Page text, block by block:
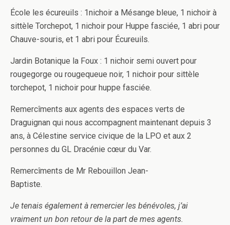
École les écureuils : 1nichoir a Mésange bleue, 1 nichoir à
sittèle Torchepot, 1 nichoir pour Huppe fasciée, 1 abri pour
Chauve-souris, et 1 abri pour Écureuils.
Jardin Botanique la Foux : 1 nichoir semi ouvert pour
rougegorge ou rougequeue noir, 1 nichoir pour sittèle
torchepot, 1 nichoir pour huppe fasciée.
Remercîments aux agents des espaces verts de
Draguignan qui nous accompagnent maintenant depuis 3
ans, à Célestine service civique de la LPO et aux 2
personnes du GL Dracénie cœur du Var.
Remercîments de Mr Rebouillon Jean-
Baptiste.
Je tenais également à remercier les bénévoles, j’ai
vraiment un bon retour de la part de mes agents.